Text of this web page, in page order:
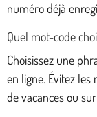
numéro déjà
Quel mot-code
Choisissez une
en ligne. Évitez les
de vacances ou